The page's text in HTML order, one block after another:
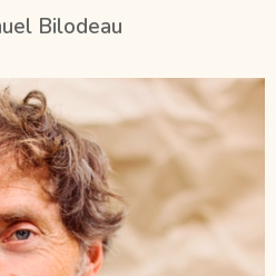
Bilodeau